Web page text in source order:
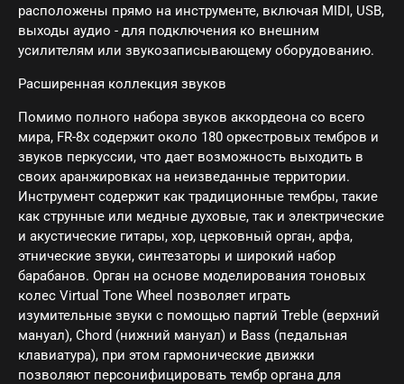
расположены прямо на инструменте, включая MIDI, USB,
выходы аудио - для подключения ко внешним
усилителям или звукозаписывающему оборудованию.
Расширенная коллекция звуков
Помимо полного набора звуков аккордеона со всего
мира, FR-8x содержит около 180 оркестровых тембров и
звуков перкуссии, что дает возможность выходить в
своих аранжировках на неизведанные территории.
Инструмент содержит как традиционные тембры, такие
как струнные или медные духовые, так и электрические
и акустические гитары, хор, церковный орган, арфа,
этнические звуки, синтезаторы и широкий набор
барабанов. Орган на основе моделирования тоновых
колес Virtual Tone Wheel позволяет играть
изумительные звуки с помощью партий Treble (верхний
мануал), Chord (нижний мануал) и Bass (педальная
клавиатура), при этом гармонические движки
позволяют персонифицировать тембр органа для